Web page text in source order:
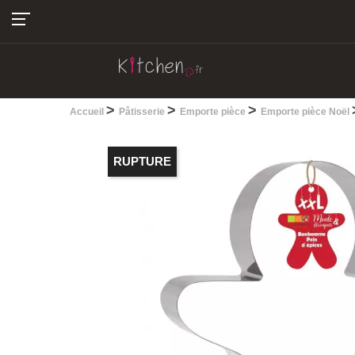
Accueil > Pâtisserie > Emporte pièce > Emporte pièce Noël
RUPTURE